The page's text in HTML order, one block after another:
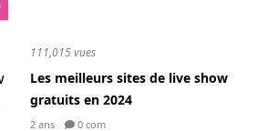
111,015 vues
Les meilleurs sites de live show
gratuits en 2024
2 ans 0 com